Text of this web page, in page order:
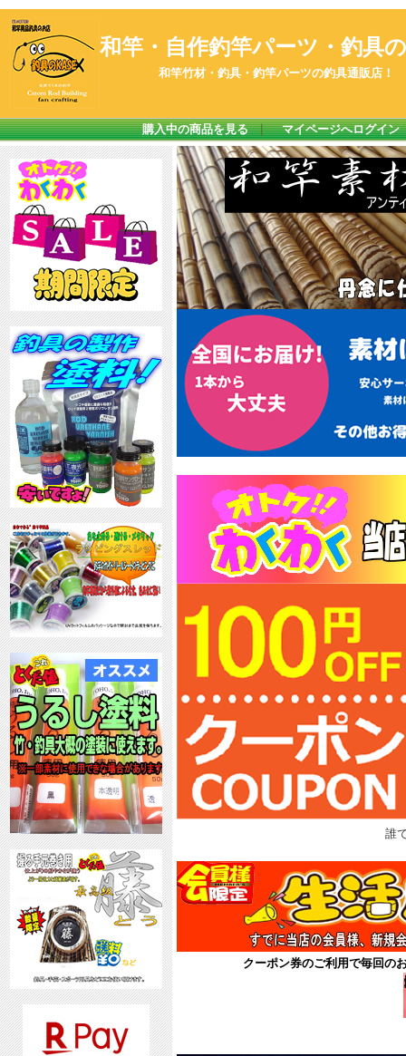
和竿・自作釣竿パーツ・釣具の
和竿竹材・釣具・釣竿パーツの釣具通販店！
購入中の商品を見る｜ マイページへログイン
誰
クーポン券のご利用で毎回の